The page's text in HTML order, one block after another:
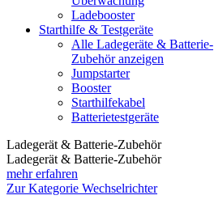
Ladebooster
Starthilfe & Testgeräte
Alle Ladegeräte & Batterie-
Zubehör anzeigen
Jumpstarter
Booster
Starthilfekabel
Batterietestgeräte
Ladegerät & Batterie-Zubehör
Ladegerät & Batterie-Zubehör
mehr erfahren
Zur Kategorie Wechselrichter